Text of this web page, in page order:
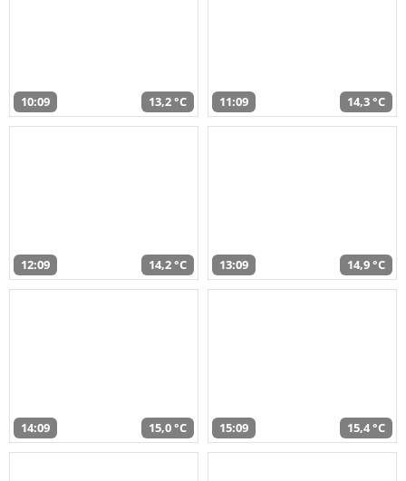
10:09 13,2 °C 11:09 14,3 °C
12:09 14,2 °C 13:09 14,9 °C
14:09 15,0 °C 15:09 15,4 °C